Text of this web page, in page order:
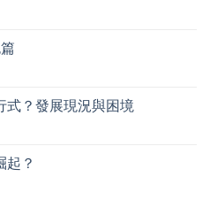
式？發展現況與困境
起？